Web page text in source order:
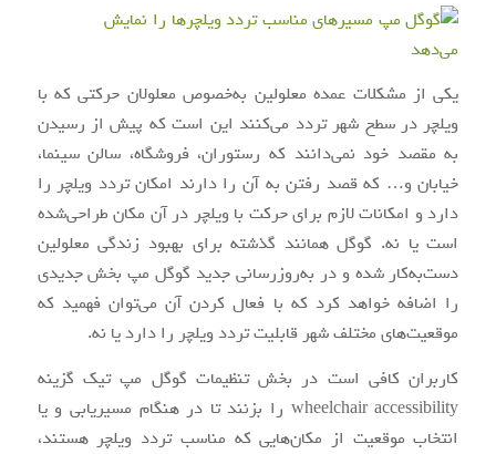
یکی از مشکلات عمده معلولین به‌خصوص معلولان حرکتی که با
ویلچر در سطح شهر تردد می‌کنند این است که پیش از رسیدن
به مقصد خود نمی‌دانند که رستوران، فروشگاه، سالن سینما،
خیابان و… که قصد رفتن به آن را دارند امکان تردد ویلچر را
دارد و امکانات لازم برای حرکت با ویلچر در آن مکان طراحی‌شده
است یا نه. گوگل همانند گذشته برای بهبود زندگی معلولین
دست‌به‌کار شده و در به‌روزرسانی جدید گوگل مپ بخش جدیدی
را اضافه خواهد کرد که با فعال کردن آن می‌توان فهمید که
موقعیت‌های مختلف شهر قابلیت تردد ویلچر را دارد یا نه.
کاربران کافی است در بخش تنظیمات گوگل مپ تیک گزینه
wheelchair accessibility را بزنند تا در هنگام مسیریابی و یا
انتخاب موقعیت از مکان‌هایی که مناسب تردد ویلچر هستند،